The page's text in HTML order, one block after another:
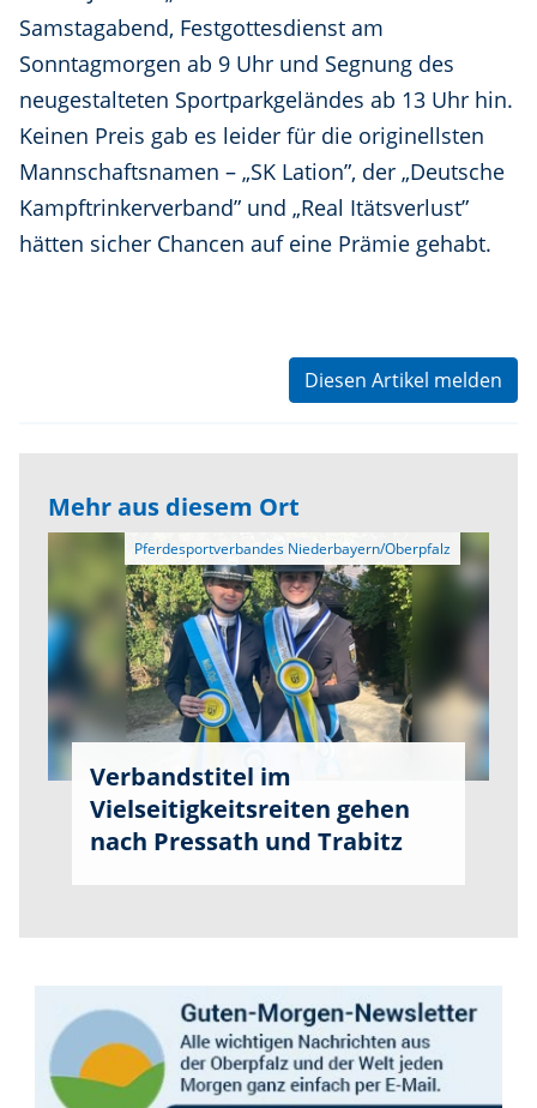
Samstagabend, Festgottesdienst am
Sonntagmorgen ab 9 Uhr und Segnung des
neugestalteten Sportparkgeländes ab 13 Uhr hin.
Keinen Preis gab es leider für die originellsten
Mannschaftsnamen – „SK Lation”, der „Deutsche
Kampftrinkerverband” und „Real Itätsverlust”
hätten sicher Chancen auf eine Prämie gehabt.
Diesen Artikel melden
Mehr aus diesem Ort
Verbandstitel im
Vielseitigkeitsreiten gehen
nach Pressath und Trabitz